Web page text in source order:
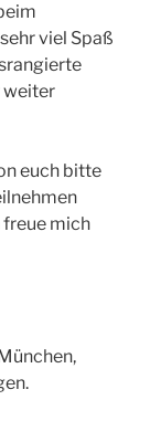
viel Spaß
weiter
euch bitte
freue mich